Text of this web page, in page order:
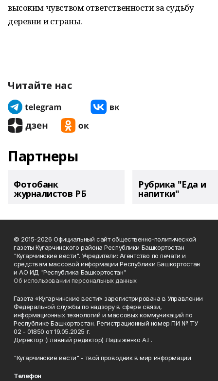
высоким чувством ответственности за судьбу
деревни и страны.
Читайте нас
Партнеры
Фотобанк
журналистов РБ
Рубрика "Еда и
напитки"
© 2015-2026 Официальный сайт общественно-политической
газеты Кугарчинского района Республики Башкортостан
"Кугарчинские вести". Учредители: Агентство по печати и
средствам массовой информации Республики Башкортостан
и АО ИД "Республика Башкортостан"
Об использовании персональных данных
Газета «Кугарчинские вести» зарегистрирована в Управлении
Федеральной службы по надзору в сфере связи,
информационных технологий и массовых коммуникаций по
Республике Башкортостан. Регистрационный номер ПИ № ТУ
02 - 01850 от 19.05.2025 г.
Директор (главный редактор) Ладыженко А.Г.
"Кугарчинские вести" - твой проводник в мир информации
Телефон